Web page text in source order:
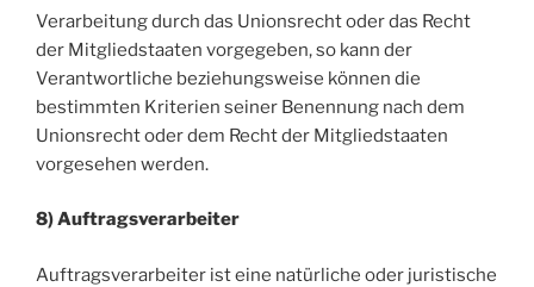
Verarbeitung durch das Unionsrecht oder das Recht
der Mitgliedstaaten vorgegeben, so kann der
Verantwortliche beziehungsweise können die
bestimmten Kriterien seiner Benennung nach dem
Unionsrecht oder dem Recht der Mitgliedstaaten
vorgesehen werden.
8) Auftragsverarbeiter
Auftragsverarbeiter ist eine natürliche oder juristische